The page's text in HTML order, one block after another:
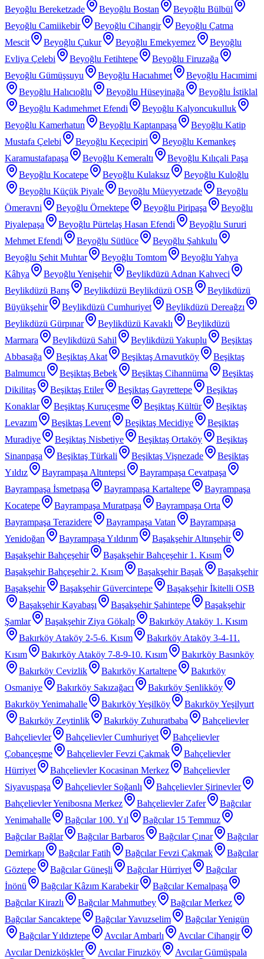
Beyoğlu Bereketzade
Beyoğlu Bostan
Beyoğlu Bülbül
Beyoğlu Camiikebir
Beyoğlu Cihangir
Beyoğlu Çatma
Mescit
Beyoğlu Çukur Beyoğlu Emekyemez
Beyoğlu
Evliya Çelebi
Beyoğlu Fetihtepe
Beyoğlu Firuzağa
Beyoğlu Gümüşsuyu
Beyoğlu Hacıahmet
Beyoğlu Hacımimi
Beyoğlu Halıcıoğlu
Beyoğlu Hüseyinağa
Beyoğlu İstiklal
Beyoğlu Kadımehmet Efendi
Beyoğlu Kalyoncukulluk
Beyoğlu Kamerhatun
Beyoğlu Kaptanpaşa
Beyoğlu Katip
Mustafa Çelebi
Beyoğlu Keçecipiri
Beyoğlu Kemankeş
Karamustafapaşa
Beyoğlu Kemeraltı
Beyoğlu Kılıçali Paşa
Beyoğlu Kocatepe
Beyoğlu Kulaksız
Beyoğlu Kuloğlu
Beyoğlu Küçük Piyale
Beyoğlu Müeyyetzade
Beyoğlu
Ömeravni
Beyoğlu Örnektepe Beyoğlu Piripaşa
Beyoğlu
Piyalepaşa
Beyoğlu Pürtelaş Hasan Efendi
Beyoğlu Sururi
Mehmet Efendi
Beyoğlu Sütlüce
Beyoğlu Şahkulu
Beyoğlu Şehit Muhtar
Beyoğlu Tomtom
Beyoğlu Yahya
Kâhya
Beyoğlu Yenişehir
Beylikdüzü Adnan Kahveci
Beylikdüzü Barış
Beylikdüzü Beylikdüzü OSB
Beylikdüzü
Büyükşehir
Beylikdüzü Cumhuriyet
Beylikdüzü Dereağzı
Beylikdüzü Gürpınar
Beylikdüzü Kavaklı
Beylikdüzü
Marmara
Beylikdüzü Sahil Beylikdüzü Yakuplu
Beşiktaş
Abbasağa
Beşiktaş Akat Beşiktaş Arnavutköy
Beşiktaş
Balmumcu
Beşiktaş Bebek Beşiktaş Cihannüma
Beşiktaş
Dikilitaş
Beşiktaş Etiler Beşiktaş Gayrettepe
Beşiktaş
Konaklar
Beşiktaş Kuruçeşme Beşiktaş Kültür
Beşiktaş
Levazım
Beşiktaş Levent Beşiktaş Mecidiye
Beşiktaş
Muradiye
Beşiktaş Nisbetiye Beşiktaş Ortaköy
Beşiktaş
Sinanpaşa
Beşiktaş Türkali Beşiktaş Vişnezade
Beşiktaş
Yıldız
Bayrampaşa Altıntepsi
Bayrampaşa Cevatpaşa
Bayrampaşa İsmetpaşa
Bayrampaşa Kartaltepe
Bayrampaşa
Kocatepe
Bayrampaşa Muratpaşa
Bayrampaşa Orta
Bayrampaşa Terazidere
Bayrampaşa Vatan
Bayrampaşa
Yenidoğan
Bayrampaşa Yıldırım
Başakşehir Altınşehir
Başakşehir Bahçeşehir
Başakşehir Bahçeşehir 1. Kısım
Başakşehir Bahçeşehir 2. Kısım
Başakşehir Başak
Başakşehir
Başakşehir
Başakşehir Güvercintepe
Başakşehir İkitelli OSB
Başakşehir Kayabaşı
Başakşehir Şahintepe
Başakşehir
Şamlar
Başakşehir Ziya Gökalp
Bakırköy Ataköy 1. Kısım
Bakırköy Ataköy 2-5-6. Kısım
Bakırköy Ataköy 3-4-11.
Kısım
Bakırköy Ataköy 7-8-9-10. Kısım
Bakırköy Basınköy
Bakırköy Cevizlik
Bakırköy Kartaltepe
Bakırköy
Osmaniye
Bakırköy Sakızağacı
Bakırköy Şenlikköy
Bakırköy Yenimahalle
Bakırköy Yeşilköy
Bakırköy Yeşilyurt
Bakırköy Zeytinlik
Bakırköy Zuhuratbaba
Bahçelievler
Bahçelievler
Bahçelievler Cumhuriyet
Bahçelievler
Çobançeşme
Bahçelievler Fevzi Çakmak
Bahçelievler
Hürriyet
Bahçelievler Kocasinan Merkez
Bahçelievler
Siyavuşpaşa
Bahçelievler Soğanlı
Bahçelievler Şirinevler
Bahçelievler Yenibosna Merkez
Bahçelievler Zafer
Bağcılar
Yenimahalle
Bağcılar 100. Yıl
Bağcılar 15 Temmuz
Bağcılar Bağlar
Bağcılar Barbaros Bağcılar Çınar
Bağcılar
Demirkapı
Bağcılar Fatih Bağcılar Fevzi Çakmak
Bağcılar
Göztepe
Bağcılar Güneşli Bağcılar Hürriyet
Bağcılar
İnönü
Bağcılar Kâzım Karabekir
Bağcılar Kemalpaşa
Bağcılar Kirazlı
Bağcılar Mahmutbey
Bağcılar Merkez
Bağcılar Sancaktepe
Bağcılar Yavuzselim
Bağcılar Yenigün
Bağcılar Yıldıztepe
Avcılar Ambarlı
Avcılar Cihangir
Avcılar Denizköşkler
Avcılar Firuzköy Avcılar Gümüşpala